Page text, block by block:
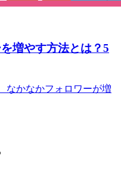
増やす方法とは？5
なかなかフォロワーが増